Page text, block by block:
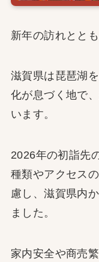
新年の訪れとと
滋賀県は琵琶湖
化が息づく地で
います。
2026年の初詣先
種類やアクセス
慮し、滋賀県内
ました。
家内安全や商売